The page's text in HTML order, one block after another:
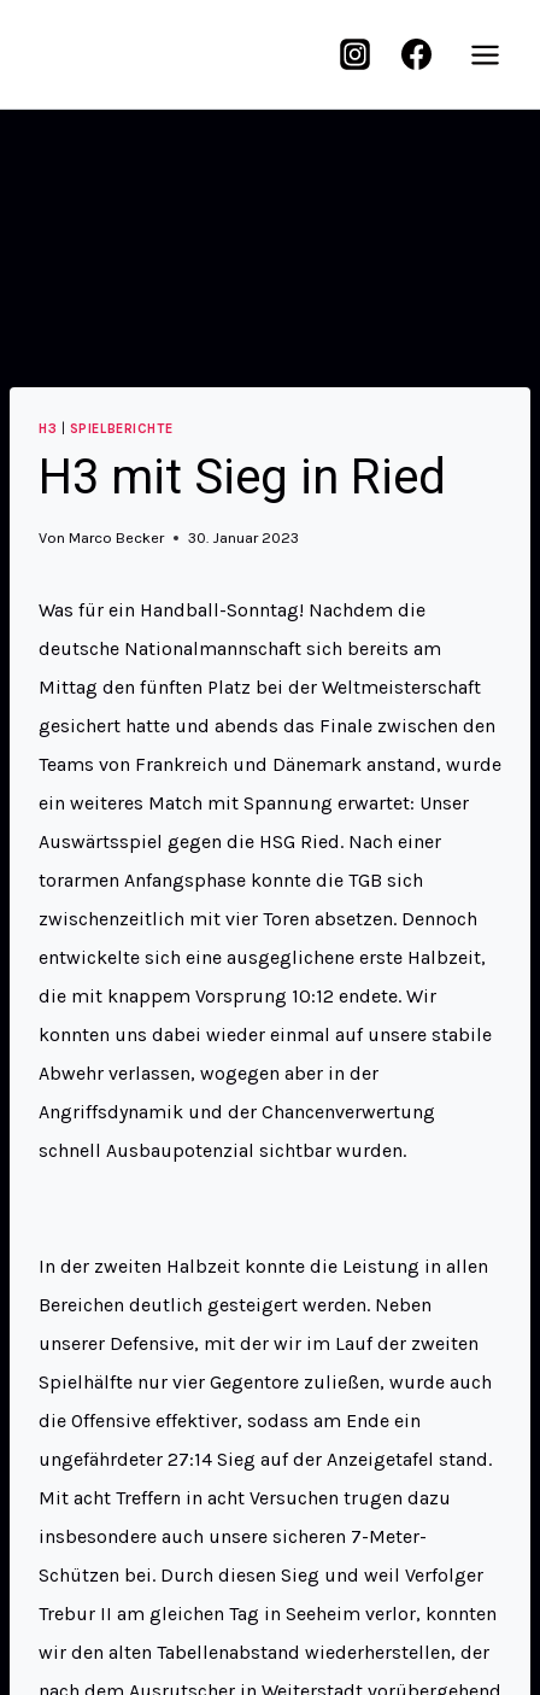
H3 SPIELBERICHTE
H3 mit Sieg in Ried
Von Marco Becker 30. Januar 2023
Was für ein Handball-Sonntag! Nachdem die
deutsche Nationalmannschaft sich bereits am
Mittag den fünften Platz bei der Weltmeisterschaft
gesichert hatte und abends das Finale zwischen den
Teams von Frankreich und Dänemark anstand, wurde
ein weiteres Match mit Spannung erwartet: Unser
Auswärtsspiel gegen die HSG Ried. Nach einer
torarmen Anfangsphase konnte die TGB sich
zwischenzeitlich mit vier Toren absetzen. Dennoch
entwickelte sich eine ausgeglichene erste Halbzeit,
die mit knappem Vorsprung 10:12 endete. Wir
konnten uns dabei wieder einmal auf unsere stabile
Abwehr verlassen, wogegen aber in der
Angriffsdynamik und der Chancenverwertung
schnell Ausbaupotenzial sichtbar wurden.
In der zweiten Halbzeit konnte die Leistung in allen
Bereichen deutlich gesteigert werden. Neben
unserer Defensive, mit der wir im Lauf der zweiten
Spielhälfte nur vier Gegentore zuließen, wurde auch
die Offensive effektiver, sodass am Ende ein
ungefährdeter 27:14 Sieg auf der Anzeigetafel stand.
Mit acht Treffern in acht Versuchen trugen dazu
insbesondere auch unsere sicheren 7-Meter-
Schützen bei. Durch diesen Sieg und weil Verfolger
Trebur II am gleichen Tag in Seeheim verlor, konnten
wir den alten Tabellenabstand wiederherstellen, der